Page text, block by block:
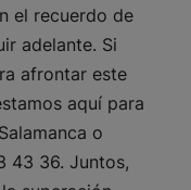
el recuerdo de
adelante. Si
afrontar este
aquí para
o
43 36. Juntos,